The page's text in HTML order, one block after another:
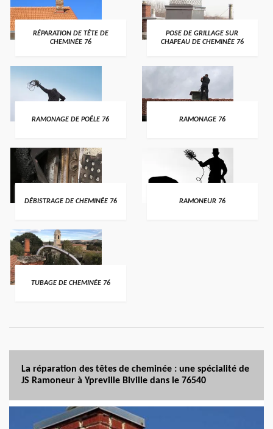
RÉPARATION DE TÊTE DE
CHEMINÉE 76
POSE DE GRILLAGE SUR
CHAPEAU DE CHEMINÉE 76
RAMONAGE DE POÊLE 76 RAMONAGE 76
DÉBISTRAGE DE CHEMINÉE 76 RAMONEUR 76
TUBAGE DE CHEMINÉE 76
La réparation des têtes de cheminée : une spécialité de
JS Ramoneur à Ypreville Biville dans le 76540